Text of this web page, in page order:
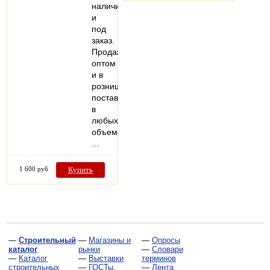
наличии
и
под
заказ.
Продажа
оптом
и в
розницу,
поставки
в
любых
объемах.
1 600 руб Купить
— Строительный
каталог
— Каталог
строительных
— Магазины и
рынки
— Выставки
— ГОСТы,
— Опросы
— Словари
терминов
— Лента